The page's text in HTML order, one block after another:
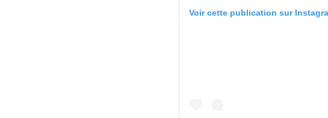
Voir cette publication sur